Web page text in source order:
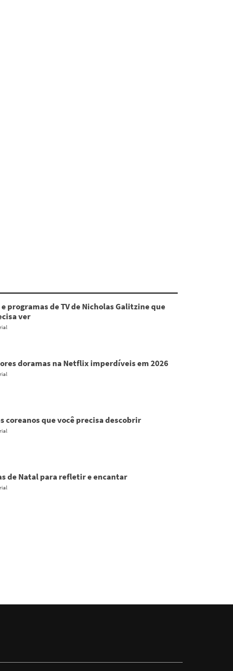
programas de TV de Nicholas Galitzine que
ver
doramas na Netflix imperdíveis em 2026
coreanos que você precisa descobrir
de Natal para refletir e encantar